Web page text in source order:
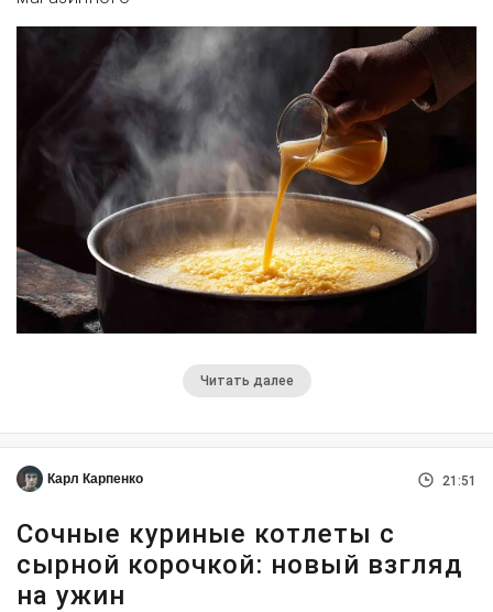
Читать далее
Карл Карпенко 21:51
Сочные куриные котлеты с
сырной корочкой: новый взгляд
на ужин